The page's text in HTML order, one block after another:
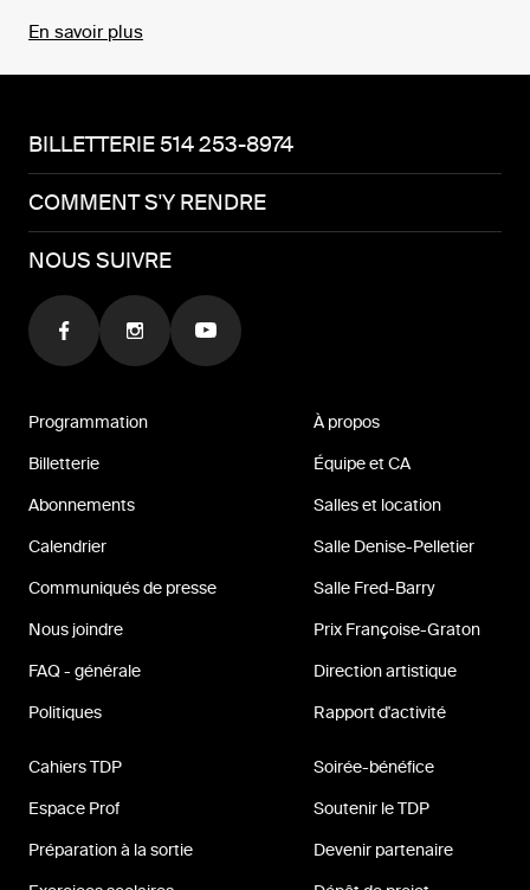
En savoir plus
BILLETTERIE 514 253-8974
COMMENT S'Y RENDRE
NOUS SUIVRE
Programmation
Billetterie
Abonnements
Calendrier
Communiqués de presse
Nous joindre
FAQ - générale
Politiques
À propos
Équipe et CA
Salles et location
Salle Denise-Pelletier
Salle Fred-Barry
Prix Françoise-Graton
Direction artistique
Rapport d'activité
Cahiers TDP
Espace Prof
Préparation à la sortie
Soirée-bénéfice
Soutenir le TDP
Devenir partenaire